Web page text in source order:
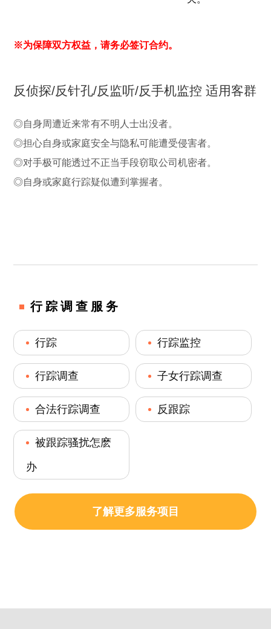
※为保障双方权益，请务必签订合约。
反侦探/反针孔/反监听/反手机监控 适用客群
◎自身周遭近来常有不明人士出没者。
◎担心自身或家庭安全与隐私可能遭受侵害者。
◎对手极可能透过不正当手段窃取公司机密者。
◎自身或家庭行踪疑似遭到掌握者。
行踪调查服务
行踪 行踪监控
行踪调查 子女行踪调查
合法行踪调查 反跟踪
被跟踪骚扰怎麽
办
了解更多服务项目